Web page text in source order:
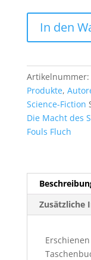
Donaldson:
letzte
Walstatt
Menge
In den
Artikelnummer:
Produkte,
Science-Fiction
Die Macht des
Fouls Fluch
Zusätzliche